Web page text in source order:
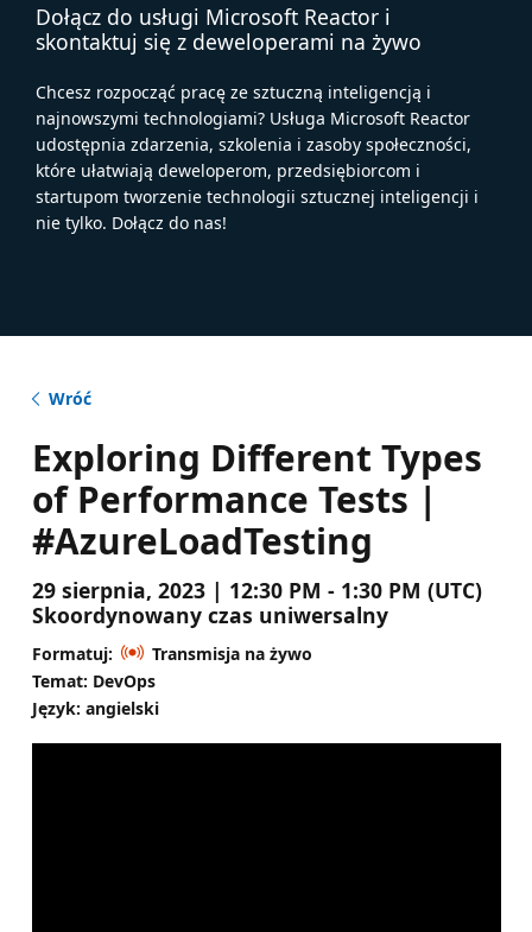
Dołącz do usługi Microsoft Reactor i
skontaktuj się z deweloperami na żywo
Chcesz rozpocząć pracę ze sztuczną inteligencją i
najnowszymi technologiami? Usługa Microsoft Reactor
udostępnia zdarzenia, szkolenia i zasoby społeczności,
które ułatwiają deweloperom, przedsiębiorcom i
startupom tworzenie technologii sztucznej inteligencji i
nie tylko. Dołącz do nas!
Wróć
Exploring Different Types
of Performance Tests |
#AzureLoadTesting
29 sierpnia, 2023 | 12:30 PM - 1:30 PM (UTC)
Skoordynowany czas uniwersalny
Formatuj:
Transmisja na żywo
Temat: DevOps
Język: angielski